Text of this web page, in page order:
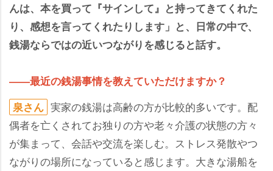
んは、本を買って『サインして』と持ってきてくれた
り、感想を言ってくれたりします」と、日常の中で、
銭湯ならではの近いつながりを感じると話す。
――最近の銭湯事情を教えていただけますか？
泉さん 実家の銭湯は高齢の方が比較的多いです。配
偶者を亡くされてお独りの方や老々介護の状態の方々
が集まって、会話や交流を楽しむ。ストレス発散やつ
ながりの場所になっていると感じます。大きな湯船を